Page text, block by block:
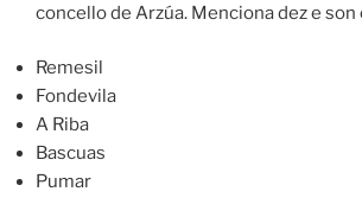
concello de Arzúa. Menciona dez e
Remesil
Fondevila
A Riba
Bascuas
Pumar